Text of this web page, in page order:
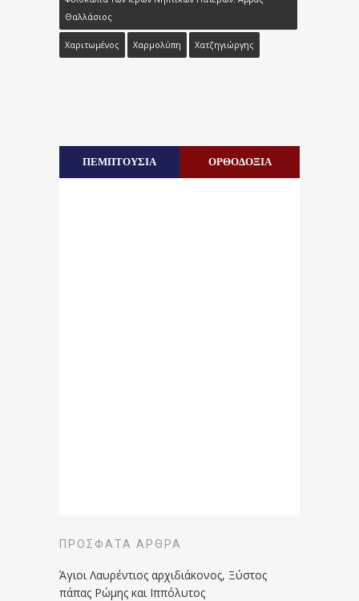
Θαλλάσιος
Χαριτωμένος Χαρμολύπη Χατζηγιώργης
ΠΕΜΠΤΟΥΣΙΑ ΟΡΘΟΔΟΞΙΑ
ΠΡΌΣΦΑΤΑ ΆΡΘΡΑ
Άγιοι Λαυρέντιος αρχιδιάκονος, Ξύστος
πάπας Ρώμης και Ιππόλυτος